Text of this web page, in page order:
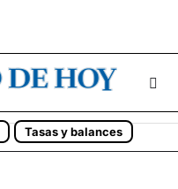
Tasas y balances